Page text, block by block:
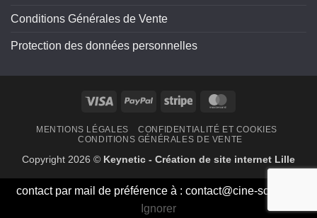
Conditions Générales de Vente
Protection des données personnelles
Visa PayPal Stripe
MENTIONS LÉGALES
CONFIDENTIALITÉ ET COOKIES
CONDITIONS GÉNÉRALES DE VENTE
Copyright 2026 © Keynetic - Création de site internet Lille
contact par mail de préférence à : contact@cine-screen.fr
Ignorer